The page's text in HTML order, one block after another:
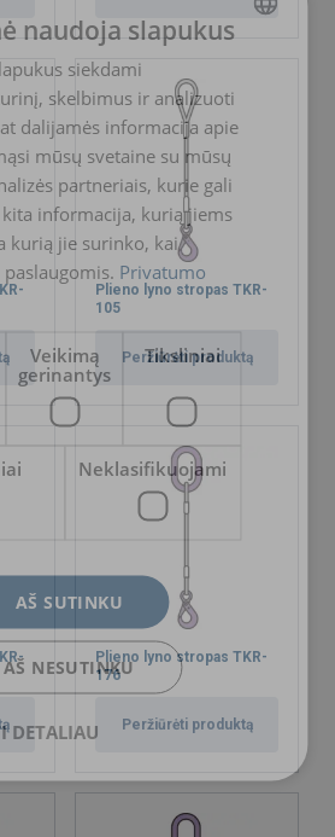
Plieno lyno stropas TKR-
105
Peržiūrėti produktą
Plieno lyno stropas TKR-
176
Peržiūrėti produktą
LITHUANIAN
ENGLISH TRANSLATION
naudoja slapukus
siekdami
skelbimus ir analizuoti
dalijamės informacija apie
mūsų svetaine su mūsų
partneriais, kurie gali
informacija, kurią jiems
kurią jie surinko, kai
Privatumo
Veikimą
gerinantys
Tiksliniai
Neklasifikuojami
AŠ SUTINKU
AŠ NESUTINKU
DETALIAU